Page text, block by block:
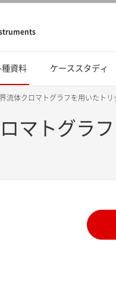
種資料 ケーススタディ
流体クロマトグラフを用いたト
マトグラ